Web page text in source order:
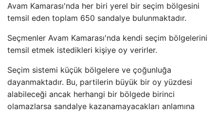
Avam Kamarası'nda her biri yerel bir seçim bölgesini
temsil eden toplam 650 sandalye bulunmaktadır.
Seçmenler Avam Kamarası'nda kendi seçim bölgelerini
temsil etmek istedikleri kişiye oy verirler.
Seçim sistemi küçük bölgelere ve çoğunluğa
dayanmaktadır. Bu, partilerin büyük bir oy yüzdesi
alabileceği ancak herhangi bir bölgede birinci
olamazlarsa sandalye kazanamayacakları anlamına